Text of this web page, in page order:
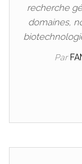
recherche
domaines,
Par